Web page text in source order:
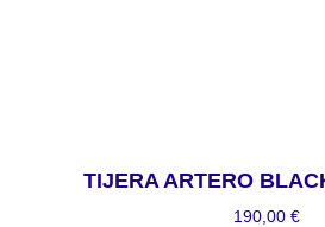
TIJERA ARTERO
190,00 €